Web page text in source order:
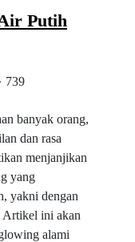
Putih
739
banyak orang,
dan rasa
menjanjikan
yang
yakni dengan
Artikel ini akan
alami